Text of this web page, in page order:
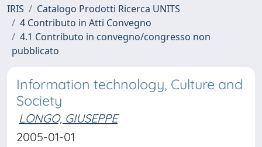
IRIS
Catalogo Prodotti Ricerca UNITS
4 Contributo in Atti Convegno
4.1 Contributo in convegno/congresso non
pubblicato
Information technology, Culture and
Society
LONGO, GIUSEPPE
2005-01-01